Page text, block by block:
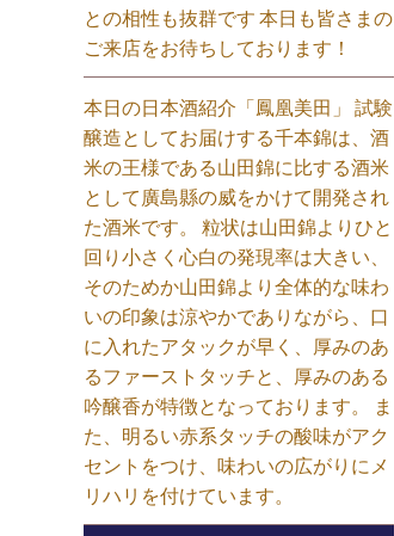
との相性も抜群です 本日も皆さまの
ご来店をお待ちしております！⁡
本日の日本酒紹介「鳳凰美田」 試験
醸造としてお届けする千本錦は、酒
米の王様である山田錦に比する酒米
として廣島縣の威をかけて開発され
た酒米です。 粒状は山田錦よりひと
回り小さく心白の発現率は大きい、
そのためか山田錦より全体的な味わ
いの印象は涼やかでありながら、口
に入れたアタックが早く、厚みのあ
るファーストタッチと、厚みのある
吟醸香が特徴となっております。 ま
た、明るい赤系タッチの酸味がアク
セントをつけ、味わいの広がりにメ
リハリを付けています。⁡